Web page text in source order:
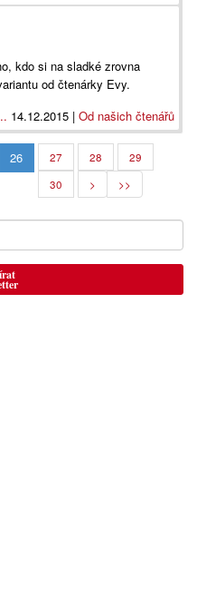
kdo si na sladké zrovna
od čtenárky Evy.
14.12.2015 | Od našich čtenářů
26 27 28
29
30
> >>